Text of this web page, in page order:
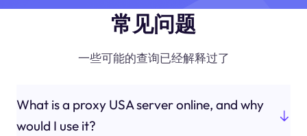
常见问题
一些可能的查询已经解释过了
What is a proxy USA server online, and why
would I use it?